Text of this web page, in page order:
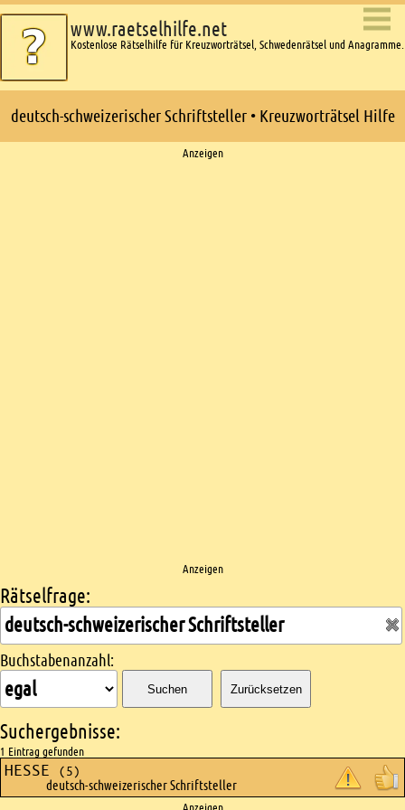
www.raetselhilfe.net
Kostenlose Rätselhilfe für Kreuzworträtsel, Schwedenrätsel und Anagramme.
deutsch-schweizerischer Schriftsteller • Kreuzworträtsel Hilfe
Anzeigen
Anzeigen
Kreuzworträtsel suchen
Rätselfrage:
Buchstabenanzahl:
Suchen Zurücksetzen
Suchergebnisse:
1 Eintrag gefunden
HESSE (5)
deutsch-schweizerischer Schriftsteller